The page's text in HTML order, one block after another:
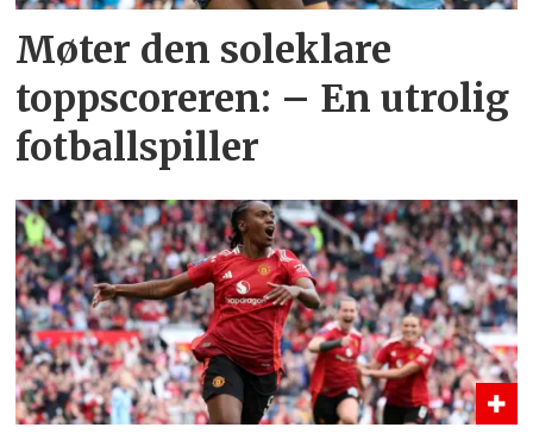
Møter den soleklare
toppscoreren: – En utrolig
fotballspiller